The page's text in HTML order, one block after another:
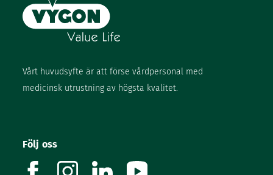
Vårt huvudsyfte är att förse vårdpersonal med
medicinsk utrustning av högsta kvalitet.
Följ oss
facebookinstagramlinkedin